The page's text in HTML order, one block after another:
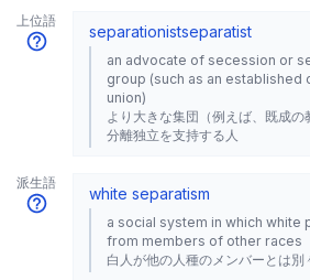
上位語
separationistseparatist
an advocate of secession or
group (such as an established
union)
より大きな集団（例えば、既成
分離独立を支持する人
派生語
white separatism
a social system in which
from members of other races
白人が他の人種のメンバーとは